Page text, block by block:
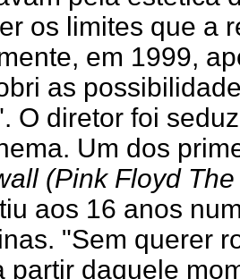
os limites que a
em 1999,
as
O diretor foi
Um dos
(Pink Floyd
aos 16 anos
"Sem querer
partir daquele